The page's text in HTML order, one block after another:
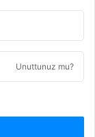
Unuttunuz mu?